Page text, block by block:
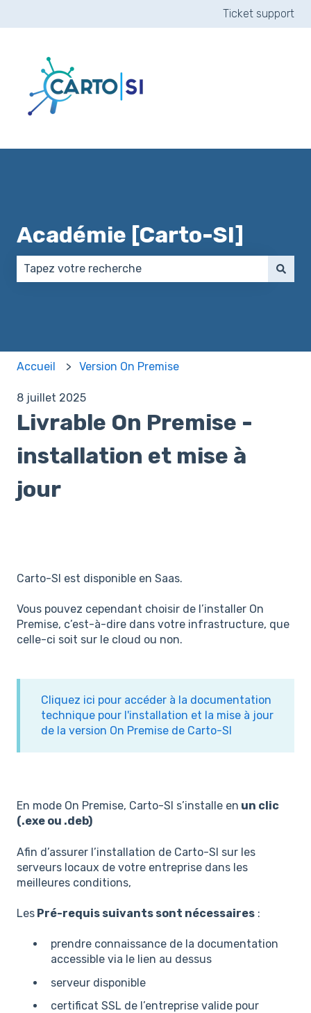
Ticket support
Académie [Carto-SI]
Accueil Version On Premise
8 juillet 2025
Livrable On Premise -
installation et mise à
jour
Carto-SI est disponible en Saas.
Vous pouvez cependant choisir de l’installer On
Premise, c’est-à-dire dans votre infrastructure, que
celle-ci soit sur le cloud ou non.
Cliquez ici pour accéder à la documentation
technique pour l'installation et la mise à jour
de la version On Premise de Carto-SI
En mode On Premise, Carto-SI s’installe en un clic
(.exe ou .deb)
Afin d’assurer l’installation de Carto-SI sur les
serveurs locaux de votre entreprise dans les
meilleures conditions,
Les Pré-requis suivants sont nécessaires :
prendre connaissance de la documentation
accessible via le lien au dessus
serveur disponible
certificat SSL de l’entreprise valide pour